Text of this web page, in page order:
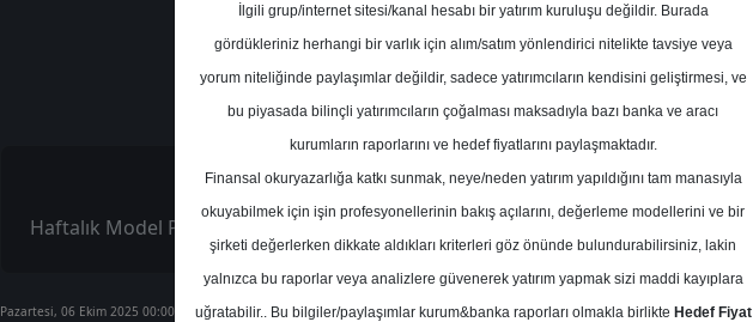
Haftalık Model Portföy
Pazartesi, 06 Ekim 2025 00:00
İlgili grup/internet sitesi/kanal hesabı bir yatırım kuruluşu değildir. Burada
gördükleriniz herhangi bir varlık için alım/satım yönlendirici nitelikte tavsiye veya
yorum niteliğinde paylaşımlar değildir, sadece yatırımcıların kendisini geliştirmesi, ve
bu piyasada bilinçli yatırımcıların çoğalması maksadıyla bazı banka ve aracı
kurumların raporlarını ve hedef fiyatlarını paylaşmaktadır.
Finansal okuryazarlığa katkı sunmak, neye/neden yatırım yapıldığını tam manasıyla
okuyabilmek için işin profesyonellerinin bakış açılarını, değerleme modellerini ve bir
şirketi değerlerken dikkate aldıkları kriterleri göz önünde bulundurabilirsiniz, lakin
yalnızca bu raporlar veya analizlere güvenerek yatırım yapmak sizi maddi kayıplara
uğratabilir.. Bu bilgiler/paylaşımlar kurum&banka raporları olmakla birlikte Hedef Fiyat